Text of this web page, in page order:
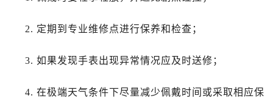
2. 定期到专业维修点进行保养和检查；
3. 如果发现手表出现异常情况应及时送修；
4. 在极端天气条件下尽量减少佩戴时间或采取相应保